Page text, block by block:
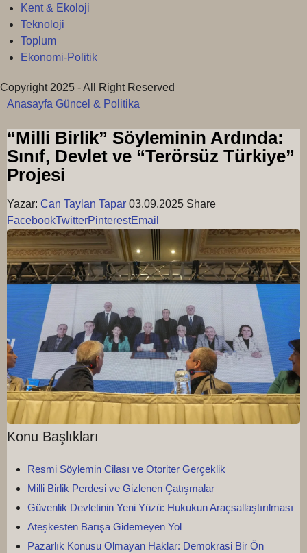
Kent & Ekoloji
Teknoloji
Toplum
Ekonomi-Politik
Copyright 2025 - All Right Reserved
Anasayfa Güncel & Politika
“Milli Birlik” Söyleminin Ardında:
Sınıf, Devlet ve “Terörsüz Türkiye”
Projesi
Yazar: Can Taylan Tapar 03.09.2025 Share
FacebookTwitterPinterestEmail
Konu Başlıkları
Resmi Söylemin Cilası ve Otoriter Gerçeklik
Milli Birlik Perdesi ve Gizlenen Çatışmalar
Güvenlik Devletinin Yeni Yüzü: Hukukun Araçsallaştırılması
Ateşkesten Barışa Gidemeyen Yol
Pazarlık Konusu Olmayan Haklar: Demokrasi Bir Ön